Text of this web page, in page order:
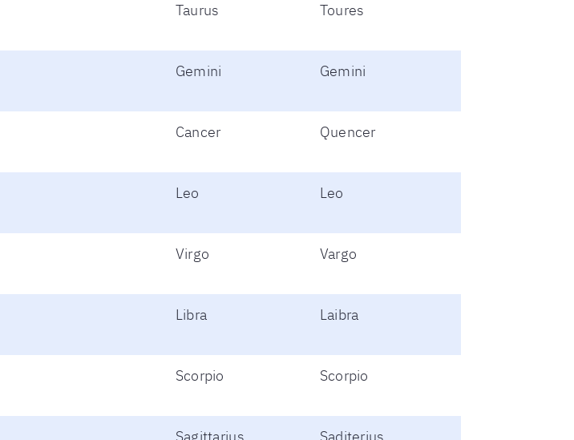
Taurus Toures
Gemini Gemini
Cancer Quencer
Leo Leo
Virgo Vargo
Libra Laibra
Scorpio Scorpio